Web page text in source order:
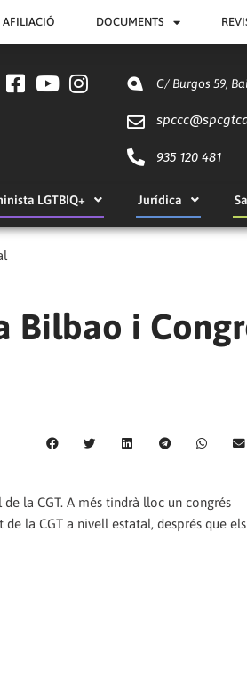
AFILIACIÓ DOCUMENTS
C/ Burgos 59,
spccc@
935 120 481
LGTBIQ+ Jurídica
Bilbao i
la CGT. A més tindrà lloc un congrés
la CGT a nivell estatal, després que els